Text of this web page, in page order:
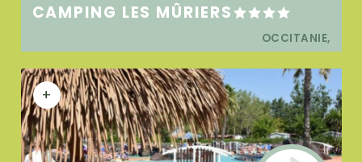
CAMPING LES MÛRIERS
OCCITANIE,
+